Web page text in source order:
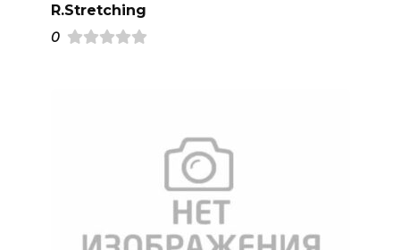
R.Stretching
0